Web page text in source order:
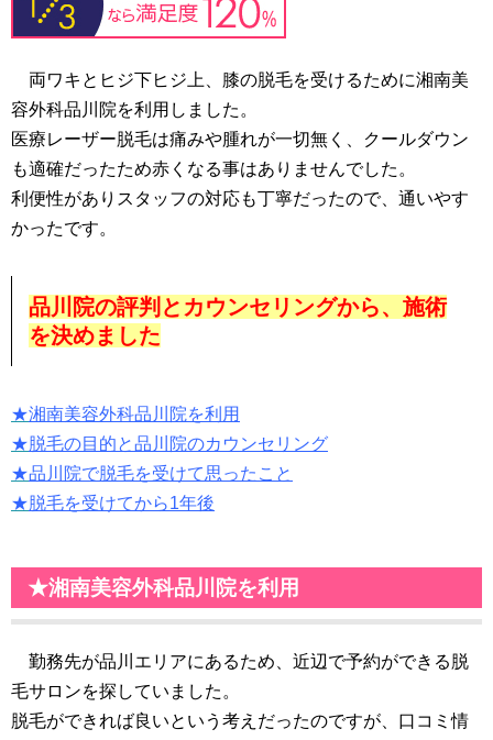
両ワキとヒジ下ヒジ上、膝の脱毛を受けるために湘南美
容外科品川院を利用しました。
医療レーザー脱毛は痛みや腫れが一切無く、クールダウン
も適確だったため赤くなる事はありませんでした。
利便性がありスタッフの対応も丁寧だったので、通いやす
かったです。
品川院の評判とカウンセリングから、施術
を決めました
★湘南美容外科品川院を利用
★脱毛の目的と品川院のカウンセリング
★品川院で脱毛を受けて思ったこと
★脱毛を受けてから1年後
★湘南美容外科品川院を利用
勤務先が品川エリアにあるため、近辺で予約ができる脱
毛サロンを探していました。
脱毛ができれば良いという考えだったのですが、口コミ情